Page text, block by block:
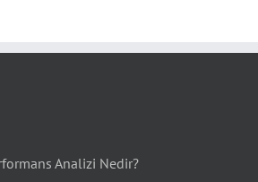
Analizi Nedir?